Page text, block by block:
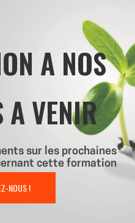
A NOS
A VENIR
sur les prochaines
cette formation
NOUS !